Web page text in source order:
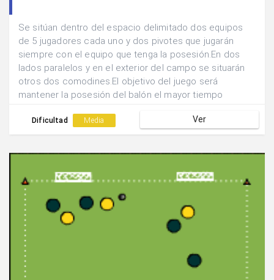
Se sitúan dentro del espacio delimitado dos equipos
de 5 jugadores cada uno y dos pivotes que jugarán
siempre con el equipo que tenga la posesión.En dos
lados paralelos y en el exterior del campo se situarán
otros dos comodines.El objetivo del juego será
mantener la posesión del balón el mayor tiempo
exterior hasta el otro por mediación de pases
interiores.
Dificultad Media Ver